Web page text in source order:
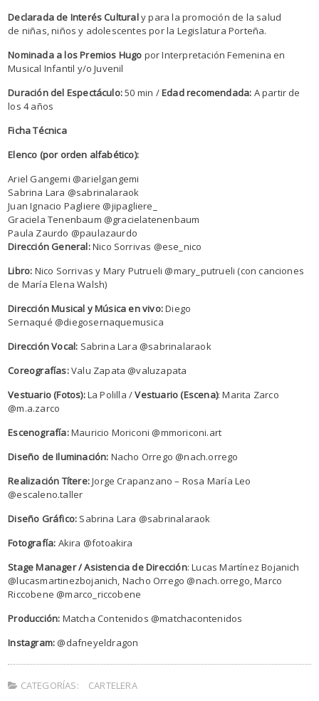
Declarada de Interés Culturaly para la promoción de la salud
de niñas, niños y adolescentes por la Legislatura Porteña.
Nominada a los Premios Hugo por Interpretación Femenina en
Musical Infantil y/o Juvenil
Duración del Espectáculo:50 min /Edad recomendada: A partir de
los 4 años
Ficha Técnica
Elenco (por orden alfabético):
Ariel Gangemi @arielgangemi
Sabrina Lara @sabrinalaraok
Juan Ignacio Pagliere @jipagliere_
Graciela Tenenbaum @gracielatenenbaum
Paula Zaurdo @paulazaurdo
Dirección General:Nico Sorrivas @ese_nico
Libro: Nico Sorrivas y Mary Putrueli @mary_putrueli (con canciones
de María Elena Walsh)
Dirección Musical y Música en vivo:Diego
Sernaqué @diegosernaquemusica
Dirección Vocal: Sabrina Lara @sabrinalaraok
Coreografías:Valu Zapata @valuzapata
Vestuario (Fotos):La Polilla /Vestuario (Escena): Marita Zarco
@m.a.zarco
Escenografía:Mauricio Moriconi @mmoriconi.art
Diseño de Iluminación: Nacho Orrego @nach.orrego
Realización Títere:Jorge Crapanzano – Rosa María Leo
@escaleno.taller
Diseño Gráfico: Sabrina Lara @sabrinalaraok
Fotografía: Akira @fotoakira
Stage Manager / Asistencia de Dirección: Lucas Martínez Bojanich
@lucasmartinezbojanich, Nacho Orrego @nach.orrego, Marco
Riccobene @marco_riccobene
Producción: Matcha Contenidos @matchacontenidos
Instagram: @dafneyeldragon
CATEGORÍAS: CARTELERA